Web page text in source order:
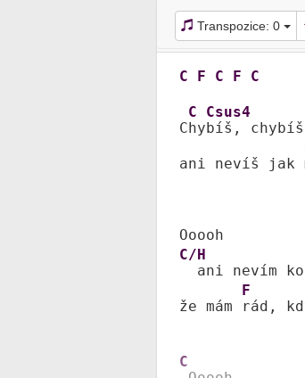
Transpozice: 0
C F C F C
C
C
hy
Csus4
bíš,
ani nevíš jak
C/H
ani nevím
že mám
F
rád,
C